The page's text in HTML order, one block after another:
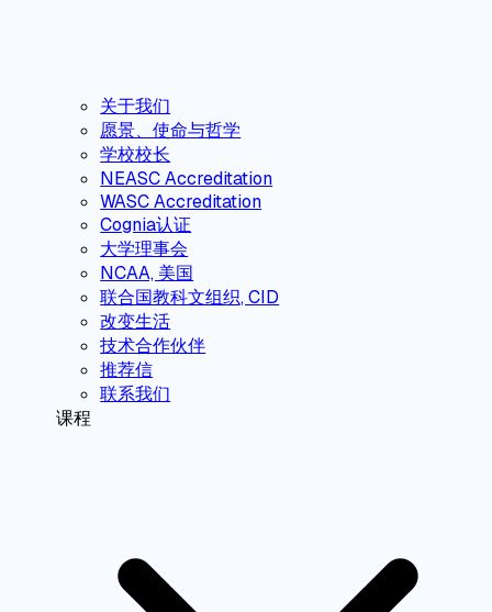
关于我们
愿景、使命与哲学
学校校长
NEASC Accreditation
WASC Accreditation
Cognia认证
大学理事会
NCAA, 美国
联合国教科文组织, CID
改变生活
技术合作伙伴
推荐信
联系我们
课程